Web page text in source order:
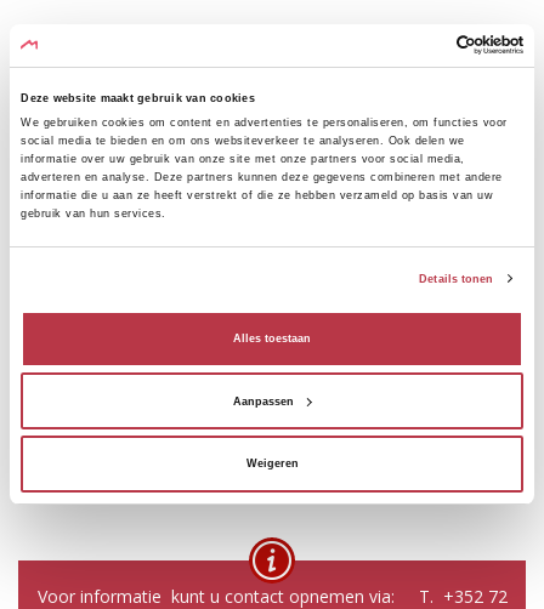
Deze website maakt gebruik van cookies
We gebruiken cookies om content en advertenties te personaliseren, om functies voor
social media te bieden en om ons websiteverkeer te analyseren. Ook delen we
informatie over uw gebruik van onze site met onze partners voor social media,
adverteren en analyse. Deze partners kunnen deze gegevens combineren met andere
informatie die u aan ze heeft verstrekt of die ze hebben verzameld op basis van uw
gebruik van hun services.
Details tonen
Alles toestaan
Aanpassen
Weigeren
RESTAURANTS
Culinaire hoogstandjes in de omgeving.
ATTRACTIES
Toeristische bezienswaardigheden in de omgeving.
Voor informatie kunt u contact opnemen via: T. +352 72